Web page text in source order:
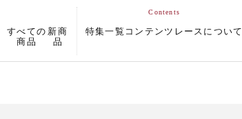
すべての
商品
新商
品
特集一覧 コンテンツ レースについて